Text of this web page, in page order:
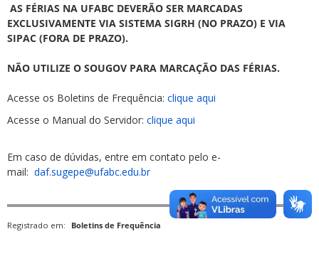
AS FÉRIAS NA UFABC DEVERÃO SER MARCADAS
EXCLUSIVAMENTE VIA SISTEMA SIGRH (NO PRAZO) E VIA
SIPAC (FORA DE PRAZO).
NÃO UTILIZE O SOUGOV PARA MARCAÇÃO DAS FÉRIAS.
Acesse os Boletins de Frequência: clique aqui
Acesse o Manual do Servidor: clique aqui
Em caso de dúvidas, entre em contato pelo e-
mail: daf.sugepe@ufabc.edu.br
Registrado em: Boletins de Frequência